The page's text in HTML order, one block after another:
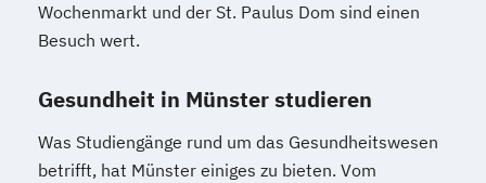
Wochenmarkt und der St. Paulus Dom sind einen
Besuch wert.
Gesundheit in Münster studieren
Was Studiengänge rund um das Gesundheitswesen
betrifft, hat Münster einiges zu bieten. Vom